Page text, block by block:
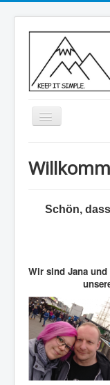
Toggle
Navigation
Über uns
Kontakt
Schön,
Wir sind Jana